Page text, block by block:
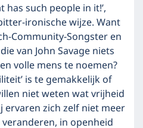
has such people in it!’,
ironische wijze. Want
Community-Songster en
van John Savage niets
volle mens te noemen?
is te gemakkelijk of
niet weten wat vrijheid
ervaren zich zelf niet meer
in openheid